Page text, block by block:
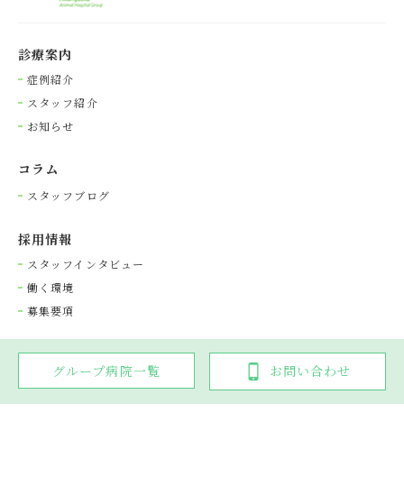
診療案内
症例紹介
スタッフ紹介
お知らせ
コラム
スタッフブログ
採⽤情報
スタッフインタビュー
働く環境
募集要項
Copyright © 光が丘動物病院グループ. All rights reserved.
グループ病院一覧 お問い合わせ